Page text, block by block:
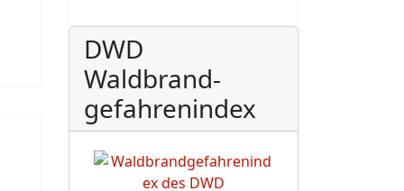
DWD
Waldbrand-
gefahrenindex